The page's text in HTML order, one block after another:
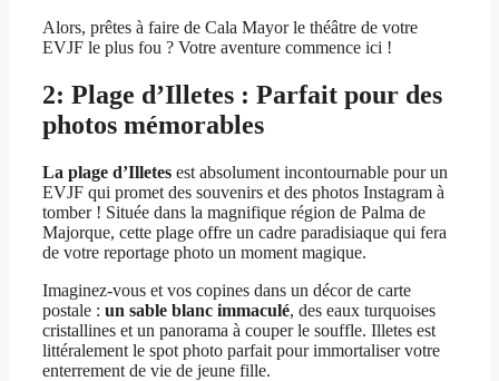
Alors, prêtes à faire de Cala Mayor le théâtre de votre
EVJF le plus fou ? Votre aventure commence ici !
2: Plage d’Illetes : Parfait pour des
photos mémorables
La plage d’Illetes est absolument incontournable pour un
EVJF qui promet des souvenirs et des photos Instagram à
tomber ! Située dans la magnifique région de Palma de
Majorque, cette plage offre un cadre paradisiaque qui fera
de votre reportage photo un moment magique.
Imaginez-vous et vos copines dans un décor de carte
postale : un sable blanc immaculé, des eaux turquoises
cristallines et un panorama à couper le souffle. Illetes est
littéralement le spot photo parfait pour immortaliser votre
enterrement de vie de jeune fille.